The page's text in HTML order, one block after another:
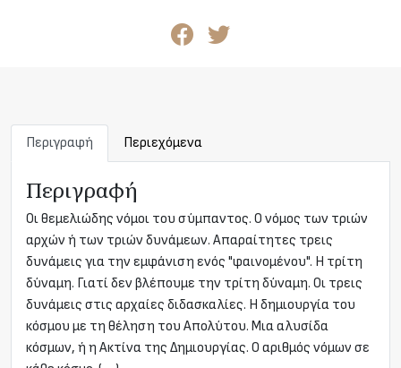
Περιγραφή Περιεχόμενα
Περιγραφή
Οι θεμελιώδης νόμοι του σύμπαντος. Ο νόμος των τριών
αρχών ή των τριών δυνάμεων. Απαραίτητες τρεις
δυνάμεις για την εμφάνιση ενός "φαινομένου". Η τρίτη
δύναμη. Γιατί δεν βλέπουμε την τρίτη δύναμη. Οι τρεις
δυνάμεις στις αρχαίες διδασκαλίες. Η δημιουργία του
κόσμου με τη θέληση του Απολύτου. Μια αλυσίδα
κόσμων, ή η Ακτίνα της Δημιουργίας. Ο αριθμός νόμων σε